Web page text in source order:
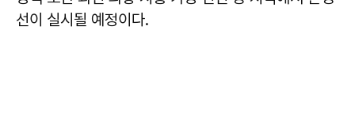
선이 실시될 예정이다.